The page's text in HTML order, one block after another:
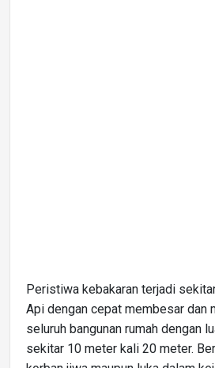
Peristiwa kebakaran terjadi
Api dengan cepat membesar dan
seluruh bangunan rumah dengan
sekitar 10 meter kali 20 meter.